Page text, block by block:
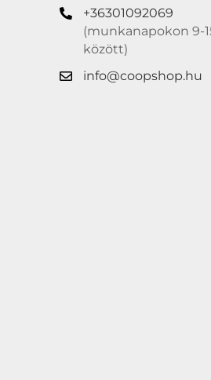
+36301092069
(munkanapokon 9-
között)
info@coopshop.hu